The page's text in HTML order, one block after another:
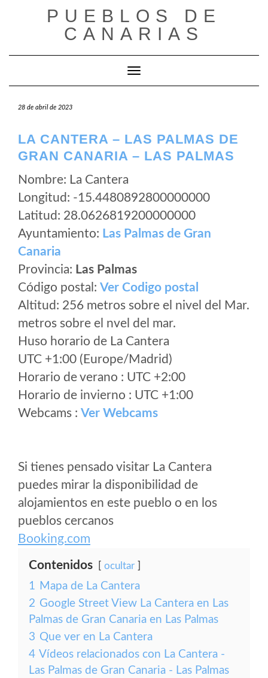
PUEBLOS DE
CANARIAS
Cambiar modo de navegación
28 de abril de 2023
LA CANTERA – LAS PALMAS DE
GRAN CANARIA – LAS PALMAS
Nombre: La Cantera
Longitud: -15.4480892800000000
Latitud: 28.0626819200000000
Ayuntamiento: Las Palmas de Gran
Canaria
Provincia: Las Palmas
Código postal: Ver Codigo postal
Altitud: 256 metros sobre el nivel del Mar.
metros sobre el nvel del mar.
Huso horario de La Cantera
UTC +1:00 (Europe/Madrid)
Horario de verano : UTC +2:00
Horario de invierno : UTC +1:00
Webcams : Ver Webcams
Si tienes pensado visitar La Cantera
puedes mirar la disponibilidad de
alojamientos en este pueblo o en los
pueblos cercanos
Booking.com
Contenidos ocultar
1 Mapa de La Cantera
2 Google Street View La Cantera en Las
Palmas de Gran Canaria en Las Palmas
3 Que ver en La Cantera
4 Vídeos relacionados con La Cantera -
Las Palmas de Gran Canaria - Las Palmas